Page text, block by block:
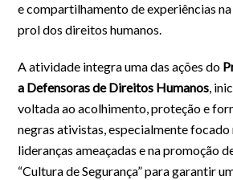
e compartilhamento de experiências
prol dos direitos humanos.
A atividade integra uma das ações do
a Defensoras de Direitos Humanos,
voltada ao acolhimento, proteção e
negras ativistas, especialmente focado
lideranças ameaçadas e na promoção
“Cultura de Segurança” para garantir